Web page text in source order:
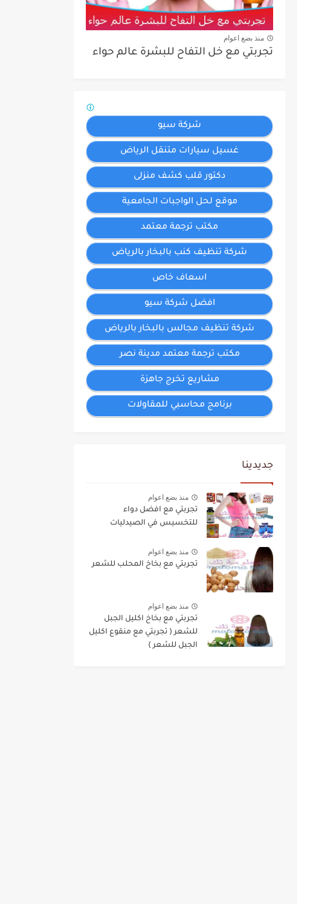
منذ بضع اعوام
تجربتي مع خل التفاح للبشرة عالم حواء
شركة سيو
غسيل سيارات متنقل الرياض
دكتور قلب كشف منزلى
موقع لحل الواجبات الجامعية
مكتب ترجمة معتمد
شركة تنظيف كنب بالبخار بالرياض
اسعاف خاص
افضل شركة سيو
شركة تنظيف مجالس بالبخار بالرياض
مكتب ترجمة معتمد مدينة نصر
مشاريع تخرج جاهزة
برنامج محاسبي للمقاولات
جديدينا
منذ بضع اعوام
تجربتي مع افضل دواء
للتخسيس في الصيدليات
منذ بضع اعوام
تجربتي مع بخاخ المحلب للشعر
منذ بضع اعوام
تجربتي مع بخاخ اكليل الجبل
للشعر ( تجربتي مع منقوع اكليل
الجبل للشعر )